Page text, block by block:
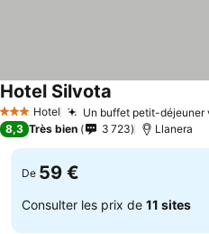
3 ÉtoilesHotel Un buffet petit-déjeuner
Hotel Silvota
8,3 Très bien 3 723 Llanera
De 59 €
Consulter les prix de 11 sites